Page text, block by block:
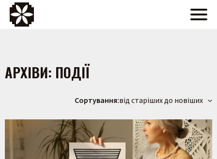
АРХІВИ: ПОДІЇ
Сортування:від старіших до новіших